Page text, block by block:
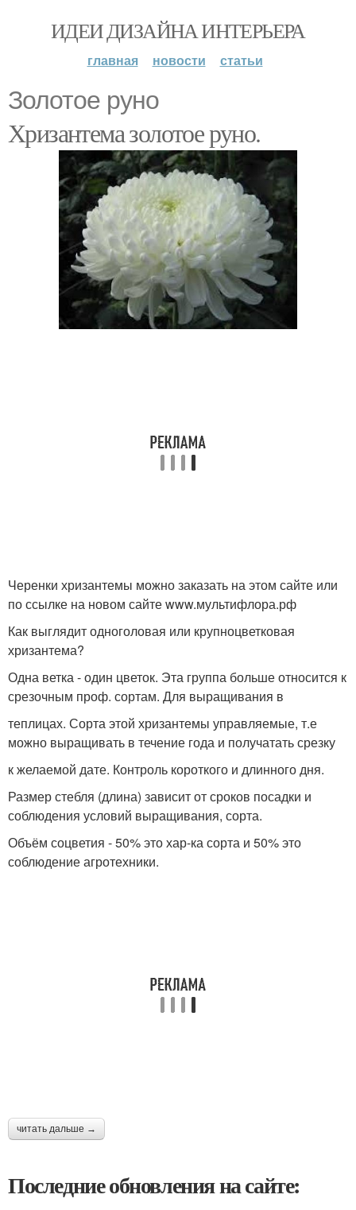
ИДЕИ ДИЗАЙНА ИНТЕРЬЕРА
главная новости статьи
Золотое руно
Хризантема золотое руно.
Черенки хризантемы можно заказать на этом сайте или
по ссылке на новом сайте www.мультифлора.рф
Как выглядит одноголовая или крупноцветковая
хризантема?
Одна ветка - один цветок. Эта группа больше относится к
срезочным проф. сортам. Для выращивания в
теплицах. Сорта этой хризантемы управляемые, т.е
можно выращивать в течение года и получатать срезку
к желаемой дате. Контроль короткого и длинного дня.
Размер стебля (длина) зависит от сроков посадки и
соблюдения условий выращивания, сорта.
Объём соцветия - 50% это хар-ка сорта и 50% это
соблюдение агротехники.
читать дальше →
Последние обновления на сайте: